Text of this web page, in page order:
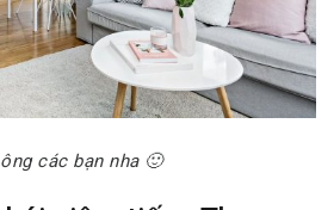
các bạn nha 🙂